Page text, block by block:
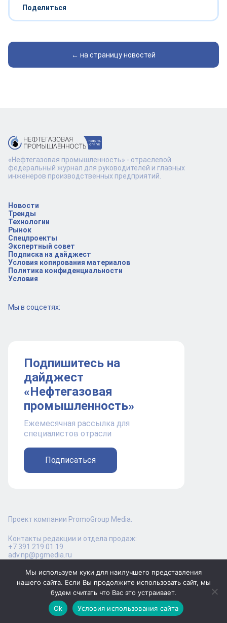
Поделиться
← на страницу новостей
Новости
Тренды
Технологии
Рынок
Спецпроекты
Экспертный совет
Подписка на дайджест
Условия копирования материалов
Политика конфиденциальности
Условия
Мы в соцсетях:
Подпишитесь на
дайджест
«Нефтегазовая
промышленность»
Ежемесячная рассылка для
специалистов отрасли
Подписаться
«Нефтегазовая промышленность» - отраслевой
федеральный журнал для руководителей и главных
инженеров производственных предприятий.
Проект компании PromoGroup Media.
Контакты редакции и отдела продаж:
+7 391 219 01 19
adv.np@pgmedia.ru
© ООО "ПромоГрупп Медиа", 2016-2026 Копирование
материалов запрещено. Возрастное ограничение 16+
Мы используем куки для наилучшего представления
нашего сайта. Если Вы продолжите использовать сайт, мы
будем считать что Вас это устраивает.
Ok
Условия использования сайта